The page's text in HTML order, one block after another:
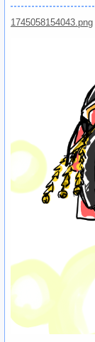
1745058154043.png